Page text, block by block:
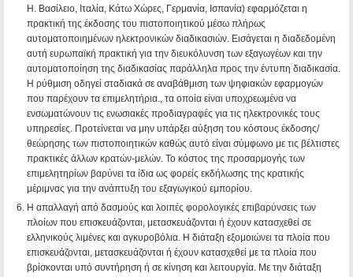
Η. Βασίλειο, Ιταλία, Κάτω Χώρες, Γερμανία, Ισπανία) εφαρμόζεται η
πρακτική της έκδοσης του πιστοποιητικού μέσω πλήρως
αυτοματοποιημένων ηλεκτρονικών διαδικασιών. Εισάγεται η διαδεδομένη
αυτή ευρωπαϊκή πρακτική για την διευκόλυνση των εξαγωγέων και την
αυτοματοποίηση της διαδικασίας παράλληλα προς την έντυπη διαδικασία.
Η ρύθμιση οδηγεί σταδιακά σε αναβάθμιση των ψηφιακών εφαρμογών
που παρέχουν τα επιμελητήρια., τα οποία είναι υποχρεωμένα να
ενσωματώνουν τις ενωσιακές προδιαγραφές για τις ηλεκτρονικές τους
υπηρεσίες. Προτείνεται να μην υπάρξει αύξηση του κόστους έκδοσης/
θεώρησης των πιστοποιητικών καθώς αυτό είναι σύμφωνο με τις βέλτιστες
πρακτικές άλλων κρατών-μελών. Το κόστος της προσαρμογής των
επιμελητηρίων βαρύνει τα ίδια ως φορείς εκδήλωσης της κρατικής
μέριμνας για την ανάπτυξη του εξαγωγικού εμπορίου.
Η απαλλαγή από δασμούς και λοιπές φορολογικές επιβαρύνσεις των
πλοίων που επισκευάζονται, μετασκευάζονται ή έχουν κατασχεθεί σε
ελληνικούς λιμένες και αγκυροβόλια. Η διάταξη εξομοιώνει τα πλοία που
επισκευάζονται, μετασκευάζονται ή έχουν κατασχεθεί με τα πλοία που
βρίσκονται υπό συντήρηση ή σε κίνηση και λειτουργία. Με την διάταξη